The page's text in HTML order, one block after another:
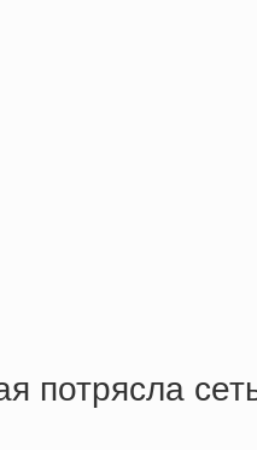
потрясла